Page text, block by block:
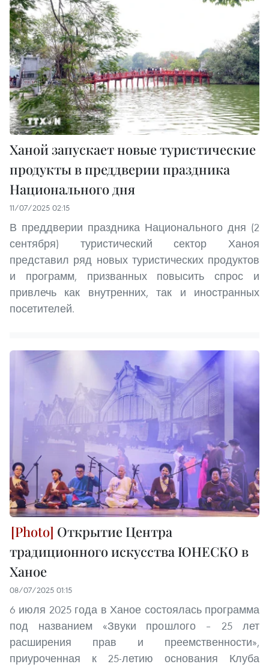
Ханой запускает новые туристические
продукты в преддверии праздника
Национального дня
11/07/2025 02:15
В преддверии праздника Национального дня (2
сентября) туристический сектор Ханоя
представил ряд новых туристических продуктов
и программ, призванных повысить спрос и
привлечь как внутренних, так и иностранных
посетителей.
Открытие Центра
традиционного искусства ЮНЕСКО в
Ханое
08/07/2025 01:15
6 июля 2025 года в Ханое состоялась программа
под названием «Звуки прошлого – 25 лет
расширения прав и преемственности»,
приуроченная к 25-летию основания Клуба